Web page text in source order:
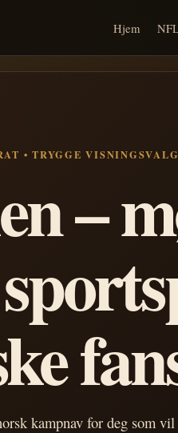
Hjem
• TRYGGE VISNINGSVALG
–
kampnav for deg som